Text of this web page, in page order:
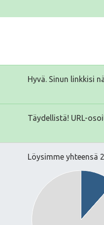
Hyvä. Sinun linkkisi
Täydellistä! URL-
Löysimme yhteensä